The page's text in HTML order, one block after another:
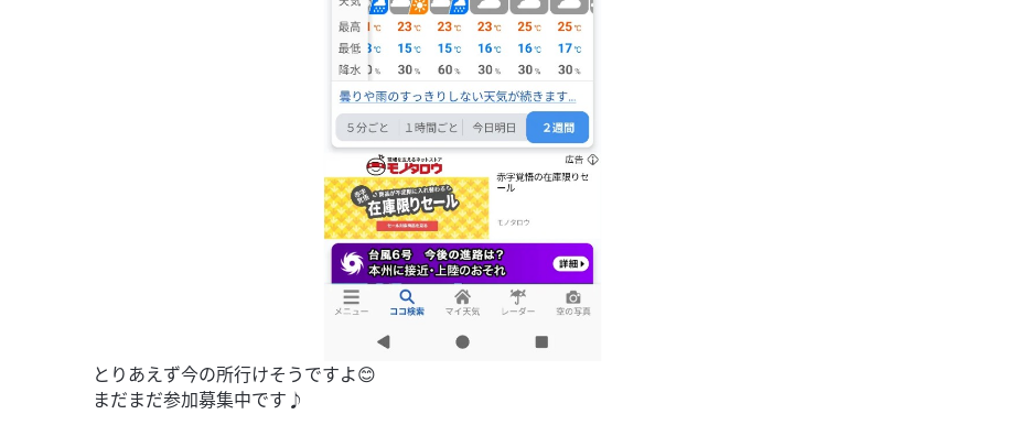
とりあえず今の所行けそうですよ😊
まだまだ参加募集中です♪